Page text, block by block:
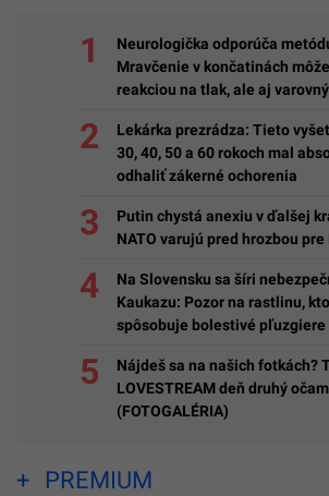
Neurologička odporúča
Mravčenie v končatinách
reakciou na tlak, ale aj
Lekárka prezrádza: Tieto
30, 40, 50 a 60 rokoch mal
odhaliť zákerné ochorenia
Putin chystá anexiu v ďalšej
NATO varujú pred hrozbou pre
Na Slovensku sa šíri
Kaukazu: Pozor na rastlinu,
spôsobuje bolestivé pľuzgiere
Nájdeš sa na našich fotkách?
LOVESTREAM deň druhý
(FOTOGALÉRIA)
PREMIUM